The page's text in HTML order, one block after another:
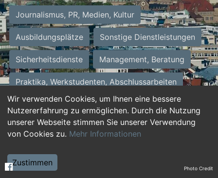
Wir verwenden Cookies, um Ihnen eine bessere
Nutzererfahrung zu ermöglichen. Durch die Nutzung
unserer Webseite stimmen Sie unserer Verwendung
von Cookies zu. Mehr Informationen
Zustimmen
Journalismus, PR, Medien, Kultur
Ausbildungsplätze Sonstige Dienstleistungen
Sicherheitsdienste Management, Beratung
Praktika, Werkstudenten, Abschlussarbeiten
Personalwesen Assistenz, Sekretariat
Hilfskräfte, Aushilfs- und Nebenjobs
Weiterbildung, Studium, duale Ausbildung Photo Credit